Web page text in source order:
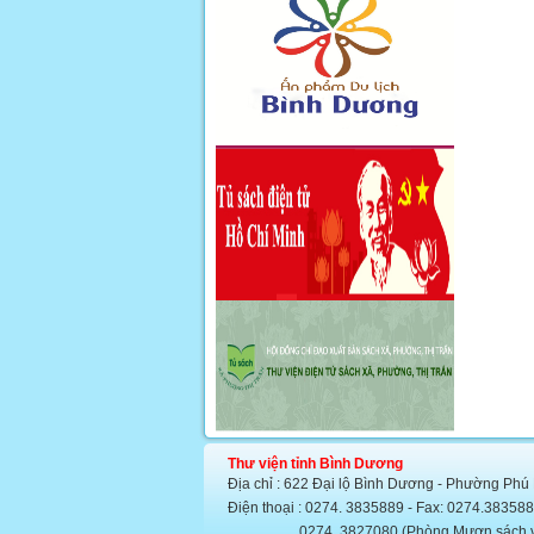
Thư viện tỉnh Bình Dương
Địa chỉ : 622 Đại lộ Bình Dương - Phường Phú
Điện thoại : 0274. 3835889 - Fax: